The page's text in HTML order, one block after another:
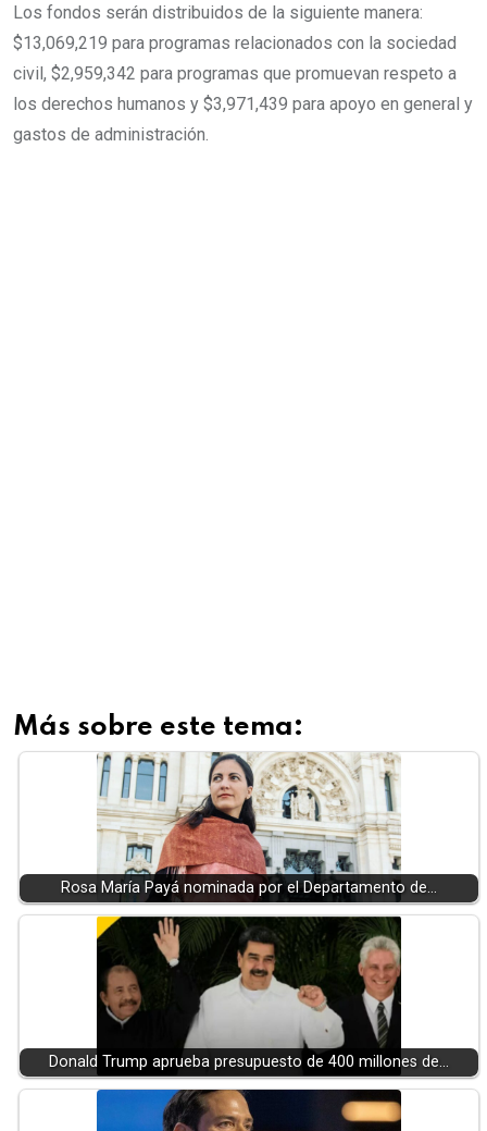
Los fondos serán distribuidos de la siguiente manera:
$13,069,219 para programas relacionados con la sociedad
civil, $2,959,342 para programas que promuevan respeto a
los derechos humanos y $3,971,439 para apoyo en general y
gastos de administración.
Más sobre este tema:
Rosa María Payá nominada por el Departamento de…
Donald Trump aprueba presupuesto de 400 millones de…